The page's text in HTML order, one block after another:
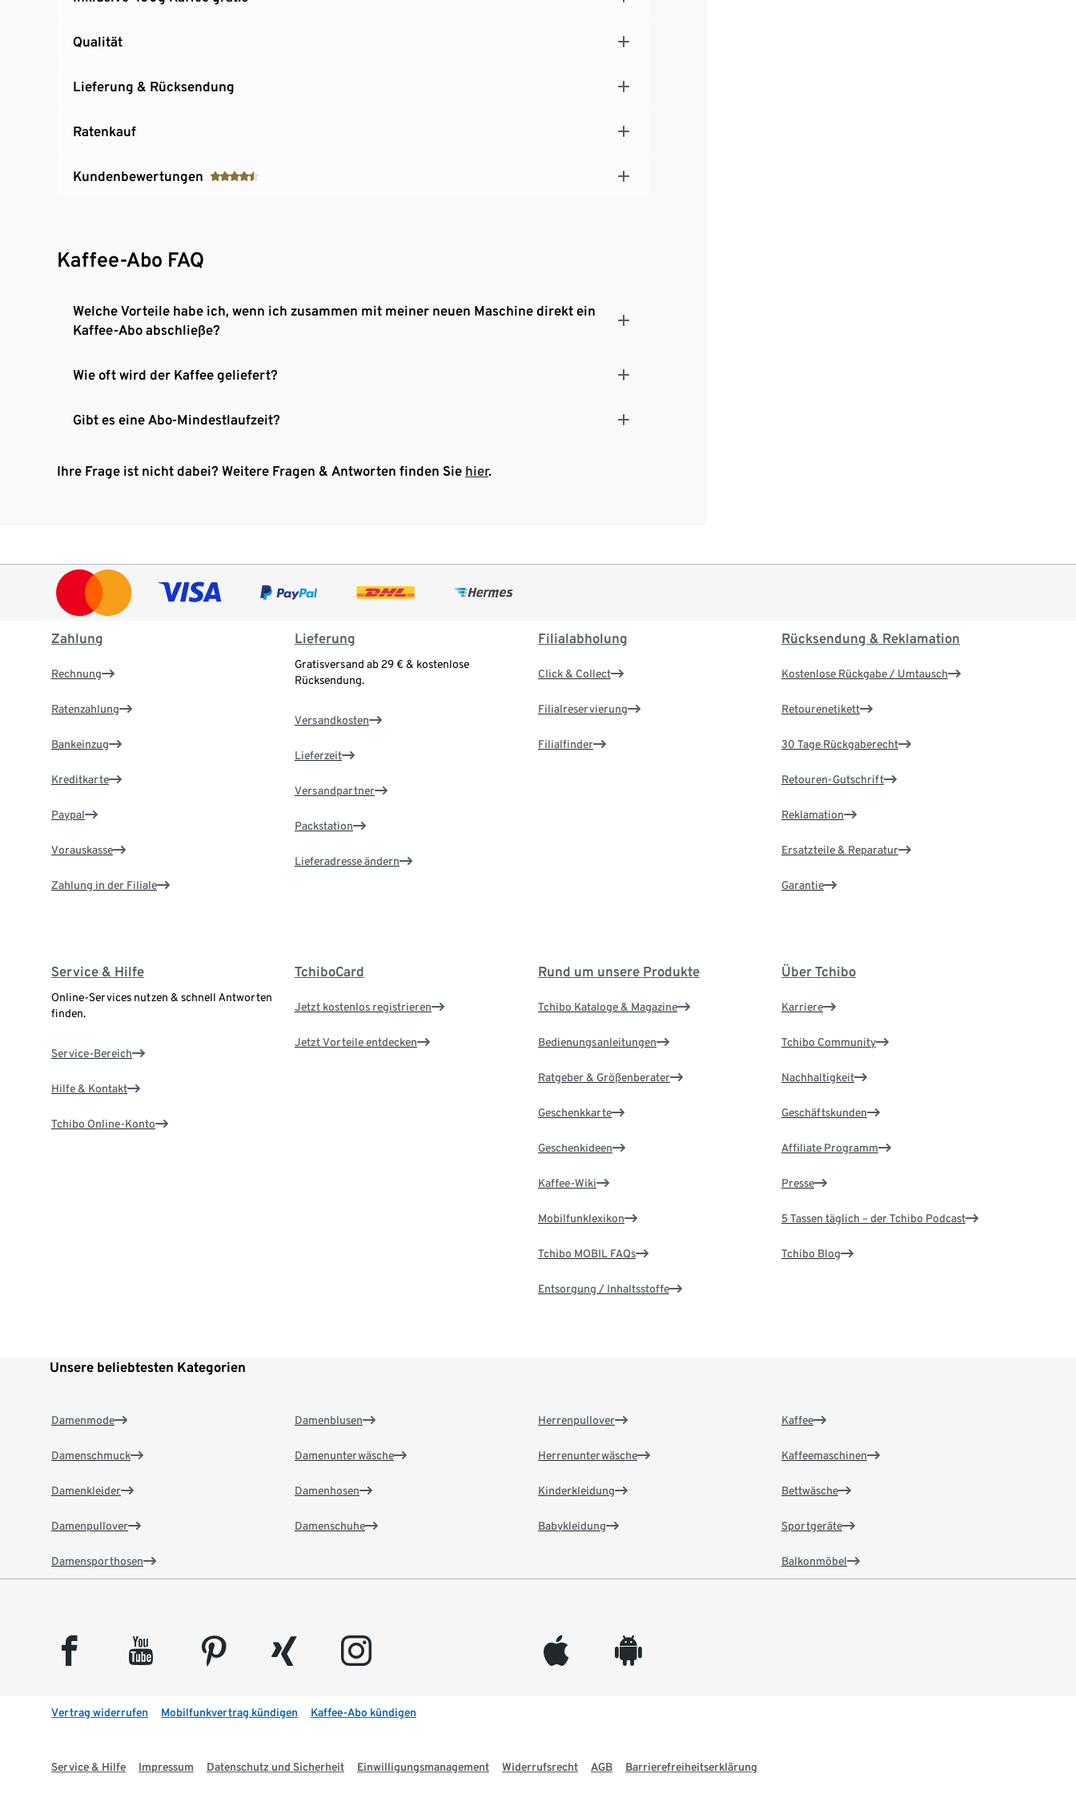
Qualität
Lieferung & Rücksendung
Ratenkauf
Kundenbewertungen
Kaffee-Abo FAQ
Welche Vorteile habe ich, wenn ich zusammen mit meiner neuen Maschine direkt ein
Kaffee-Abo abschließe?
Wie oft wird der Kaffee geliefert?
Gibt es eine Abo-Mindestlaufzeit?
Ihre Frage ist nicht dabei? Weitere Fragen & Antworten finden Sie hier.
Zahlung
Rechnung
Ratenzahlung
Bankeinzug
Kreditkarte
Paypal
Vorauskasse
Zahlung in der Filiale
Lieferung
Gratisversand ab 29 € & kostenlose
Rücksendung.
Versandkosten
Lieferzeit
Versandpartner
Packstation
Lieferadresse ändern
Filialabholung
Click & Collect
Filialreservierung
Filialfinder
Rücksendung & Reklamation
Kostenlose Rückgabe / Umtausch
Retourenetikett
30 Tage Rückgaberecht
Retouren-Gutschrift
Reklamation
Ersatzteile & Reparatur
Garantie
Service & Hilfe
Online-Services nutzen & schnell Antworten
finden.
Service-Bereich
Hilfe & Kontakt
Tchibo Online-Konto
TchiboCard
Jetzt kostenlos registrieren
Jetzt Vorteile entdecken
Rund um unsere Produkte
Tchibo Kataloge & Magazine
Bedienungsanleitungen
Ratgeber & Größenberater
Geschenkkarte
Geschenkideen
Kaffee-Wiki
Mobilfunklexikon
Tchibo MOBIL FAQs
Entsorgung / Inhaltsstoffe
Über Tchibo
Karriere
Tchibo Community
Nachhaltigkeit
Geschäftskunden
Affiliate Programm
Presse
5 Tassen täglich – der Tchibo Podcast
Tchibo Blog
Unsere beliebtesten Kategorien
Damenmode
Damenschmuck
Damenkleider
Damenpullover
Damensporthosen
Damenblusen
Damenunterwäsche
Damenhosen
Damenschuhe
Herrenpullover
Herrenunterwäsche
Kinderkleidung
Babykleidung
Kaffee
Kaffeemaschinen
Bettwäsche
Sportgeräte
Balkonmöbel
facebook youtube pinterest xing instagram appleinc android
Vertrag widerrufen Mobilfunkvertrag kündigen Kaffee-Abo kündigen
Service & Hilfe Impressum Datenschutz und Sicherheit Einwilligungsmanagement Widerrufsrecht AGB Barrierefreiheitserklärung